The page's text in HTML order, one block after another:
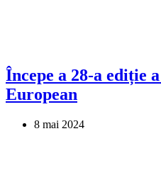
Începe a 28-a ediție
European
8 mai 2024